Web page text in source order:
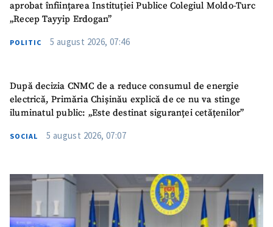
aprobat înființarea Instituției Publice Colegiul Moldo-Turc
„Recep Tayyip Erdogan”
POLITIC 5 august 2026, 07:46
După decizia CNMC de a reduce consumul de energie
electrică, Primăria Chișinău explică de ce nu va stinge
iluminatul public: „Este destinat siguranței cetățenilor”
SOCIAL 5 august 2026, 07:07